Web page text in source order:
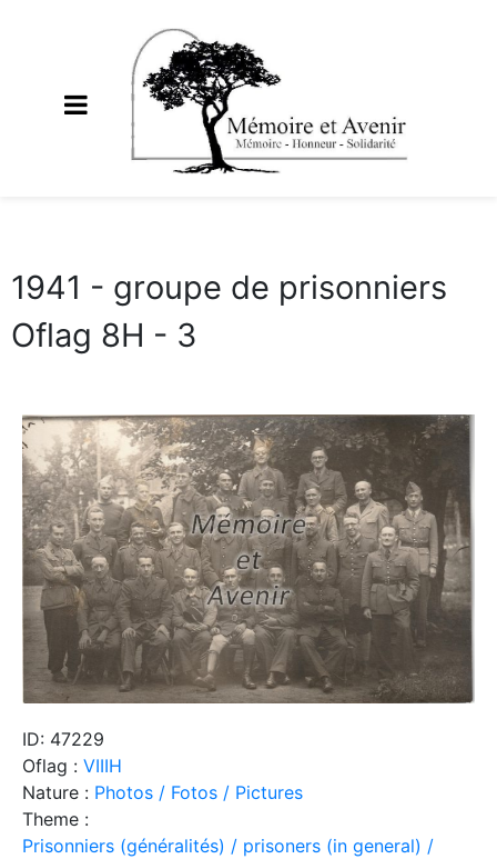
1941 - groupe de prisonniers
Oflag 8H - 3
ID: 47229
Oflag : VIIIH
Nature : Photos / Fotos / Pictures
Theme :
Prisonniers (généralités) / prisoners (in general) /